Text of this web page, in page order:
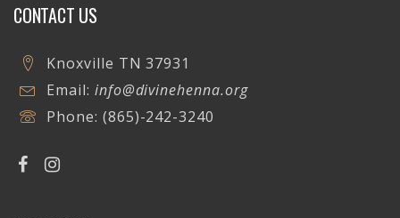
CONTACT US
Knoxville TN 37931
Email: info@divinehenna.org
Phone: (865)-242-3240